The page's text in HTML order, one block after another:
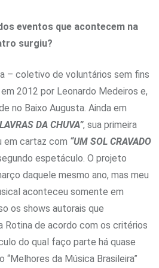
eventos que acontecem na
surgiu?
– coletivo de voluntários sem fins
2012 por Leonardo Medeiros e,
no Baixo Augusta. Ainda em
DA CHUVA”, sua primeira
em cartaz com “UM SOL CRAVADO
espetáculo. O projeto
daquele mesmo ano, mas meu
aconteceu somente em
os shows autorais que
Rotina de acordo com os critérios
do qual faço parte há quase
da Música Brasileira”